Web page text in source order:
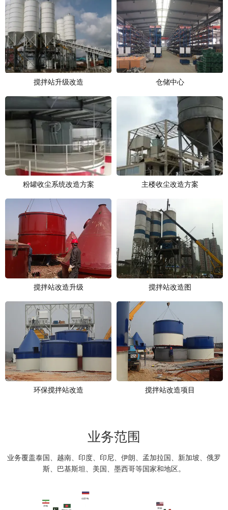
搅拌站升级改造 仓储中心
粉罐收尘系统改造方案 主楼收尘改造方案
搅拌站改造升级 搅拌站改造图
环保搅拌站改造 搅拌站改造项目
业务范围
业务覆盖泰国、越南、印度、印尼、伊朗、孟加拉国、新加坡、俄罗
斯、巴基斯坦、美国、墨西哥等国家和地区。